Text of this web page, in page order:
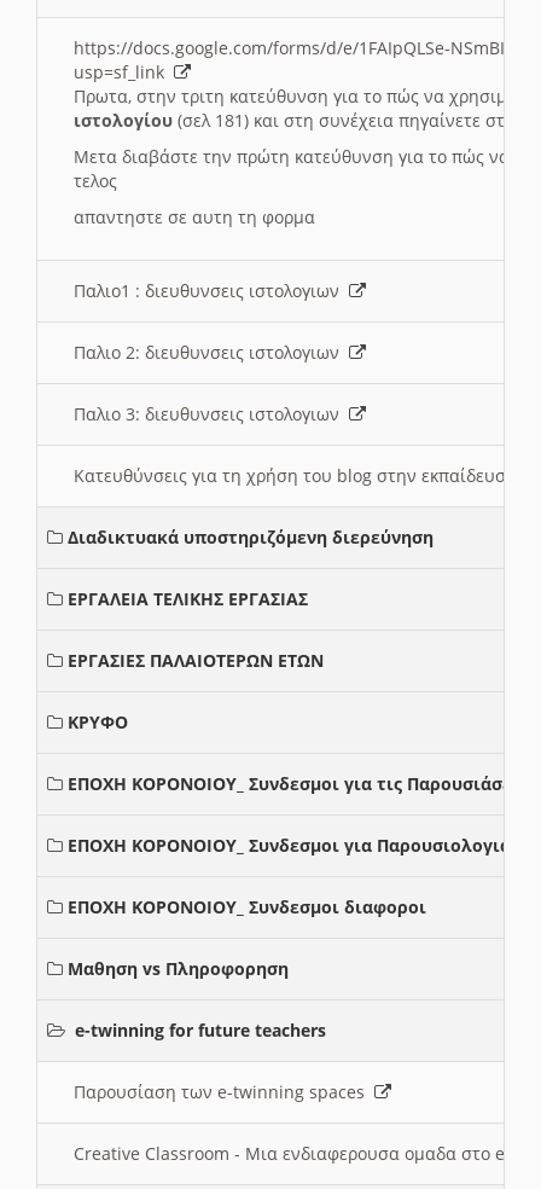
https://docs.google.com/forms/d/e/1FAIpQLSe-NSmBI-
usp=sf_link
Πρωτα, στην τριτη κατεύθυνση για το πώς να
ιστολογίου (σελ 181) και στη συνέχεια πηγαίνετε στο
Μετα διαβάστε την πρώτη κατεύθυνση για το πώς να
τελος
απαντηστε σε αυτη τη φορμα
Παλιο1 : διευθυνσεις ιστολογιων
Παλιο 2: διευθυνσεις ιστολογιων
Παλιο 3: διευθυνσεις ιστολογιων
Κατευθύνσεις για τη χρήση του blog στην εκπαίδευση
Διαδικτυακά υποστηριζόμενη διερεύνηση
ΕΡΓΑΛΕΙΑ ΤΕΛΙΚΗΣ ΕΡΓΑΣΙΑΣ
ΕΡΓΑΣΙΕΣ ΠΑΛΑΙΟΤΕΡΩΝ ΕΤΩΝ
ΚΡΥΦΟ
ΕΠΟΧΗ ΚΟΡΟΝΟΙΟΥ_ Συνδεσμοι για τις Παρουσιάσεις
ΕΠΟΧΗ ΚΟΡΟΝΟΙΟΥ_ Συνδεσμοι για Παρουσιολογια
ΕΠΟΧΗ ΚΟΡΟΝΟΙΟΥ_ Συνδεσμοι διαφοροι
Μαθηση vs Πληροφορηση
e-twinning for future teachers
Παρουσίαση των e-twinning spaces
Creative Classroom - Μια ενδιαφερουσα ομαδα στο e-